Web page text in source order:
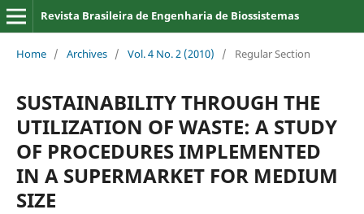
Revista Brasileira de Engenharia de Biossistemas
Home / Archives / Vol. 4 No. 2 (2010) / Regular Section
SUSTAINABILITY THROUGH THE
UTILIZATION OF WASTE: A STUDY
OF PROCEDURES IMPLEMENTED
IN A SUPERMARKET FOR MEDIUM
SIZE